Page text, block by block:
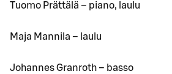
Tuomo Prättälä – piano, laulu
Maja Mannila – laulu
Johannes Granroth – basso